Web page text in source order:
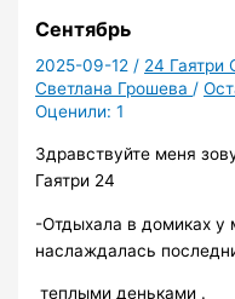
Сентябрь
2025-09-12/ 24 Гаятри
Светлана Грошева/
Оценили: 1
Здравствуйте меня
Гаятри 24
-Отдыхала в домиках у
наслаждалась
теплыми деньками .